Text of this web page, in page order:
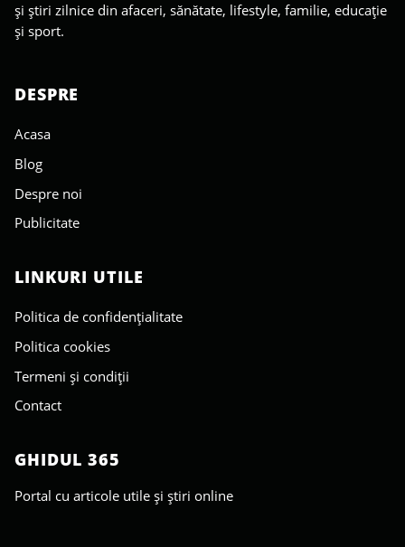
și știri zilnice din afaceri, sănătate, lifestyle, familie, educație
și sport.
DESPRE
Acasa
Blog
Despre noi
Publicitate
LINKURI UTILE
Politica de confidențialitate
Politica cookies
Termeni și condiții
Contact
GHIDUL 365
Portal cu articole utile și știri online